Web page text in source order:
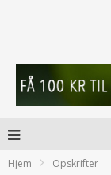
Hjem Opskrifter